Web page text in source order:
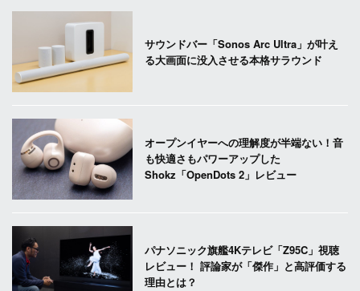
サウンドバー「Sonos Arc Ultra」が叶え
る大画面に没入させる本格サラウンド
オープンイヤーへの理解度が半端ない！音
も快適さもパワーアップした
Shokz「OpenDots 2」レビュー
パナソニック旗艦4Kテレビ「Z95C」視聴
レビュー！ 評論家が「傑作」と高評価する
理由とは？